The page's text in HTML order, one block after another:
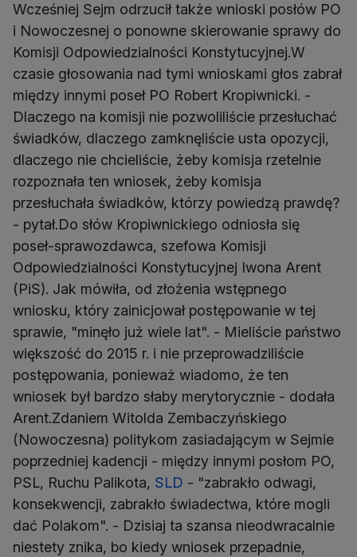
Wcześniej Sejm odrzucił także wnioski posłów PO
i Nowoczesnej o ponowne skierowanie sprawy do
Komisji Odpowiedzialności Konstytucyjnej.W
czasie głosowania nad tymi wnioskami głos zabrał
między innymi poseł PO Robert Kropiwnicki. -
Dlaczego na komisji nie pozwoliliście przesłuchać
świadków, dlaczego zamknęliście usta opozycji,
dlaczego nie chcieliście, żeby komisja rzetelnie
rozpoznała ten wniosek, żeby komisja
przesłuchała świadków, którzy powiedzą prawdę?
- pytał.Do słów Kropiwnickiego odniosła się
poseł-sprawozdawca, szefowa Komisji
Odpowiedzialności Konstytucyjnej Iwona Arent
(PiS). Jak mówiła, od złożenia wstępnego
wniosku, który zainicjował postępowanie w tej
sprawie, "minęło już wiele lat". - Mieliście państwo
większość do 2015 r. i nie przeprowadziliście
postępowania, ponieważ wiadomo, że ten
wniosek był bardzo słaby merytorycznie - dodała
Arent.Zdaniem Witolda Zembaczyńskiego
(Nowoczesna) politykom zasiadającym w Sejmie
poprzedniej kadencji - między innymi posłom PO,
PSL, Ruchu Palikota, SLD - "zabrakło odwagi,
konsekwencji, zabrakło świadectwa, które mogli
dać Polakom". - Dzisiaj ta szansa nieodwracalnie
niestety znika, bo kiedy wniosek przepadnie,